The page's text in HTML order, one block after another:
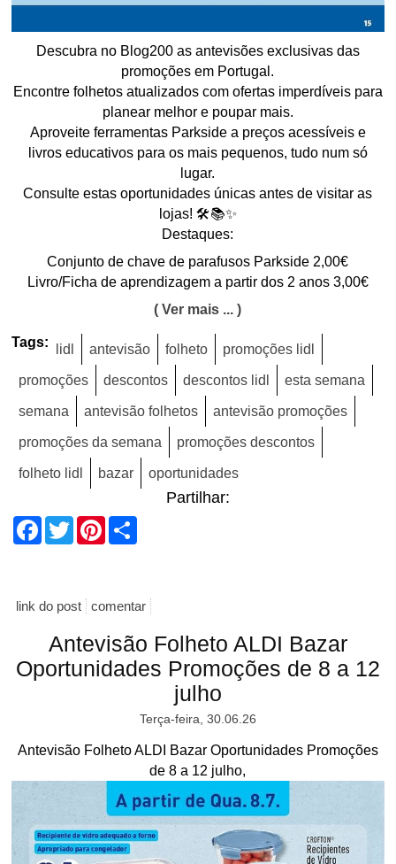
Descubra no Blog200 as antevisões exclusivas das
promoções em Portugal.
Encontre folhetos atualizados com ofertas imperdíveis para
planear melhor e poupar mais.
Aproveite ferramentas Parkside a preços acessíveis e
livros educativos para os mais pequenos, tudo num só
lugar.
Consulte estas oportunidades únicas antes de visitar as
lojas! 🛠️📚✨
Destaques:
Conjunto de chave de parafusos Parkside 2,00€
Livro/Ficha de aprendizagem a partir dos 2 anos 3,00€
( Ver mais ... )
Tags: lidl antevisão folheto promoções lidl
promoções descontos descontos lidl esta semana
semana antevisão folhetos antevisão promoções
promoções da semana promoções descontos
folheto lidl bazar oportunidades
Partilhar:
Facebook
TwitterPinterest
link do post comentar
Antevisão Folheto ALDI Bazar
Oportunidades Promoções de 8 a 12
julho
Terça-feira, 30.06.26
Antevisão Folheto ALDI Bazar Oportunidades Promoções
de 8 a 12 julho,